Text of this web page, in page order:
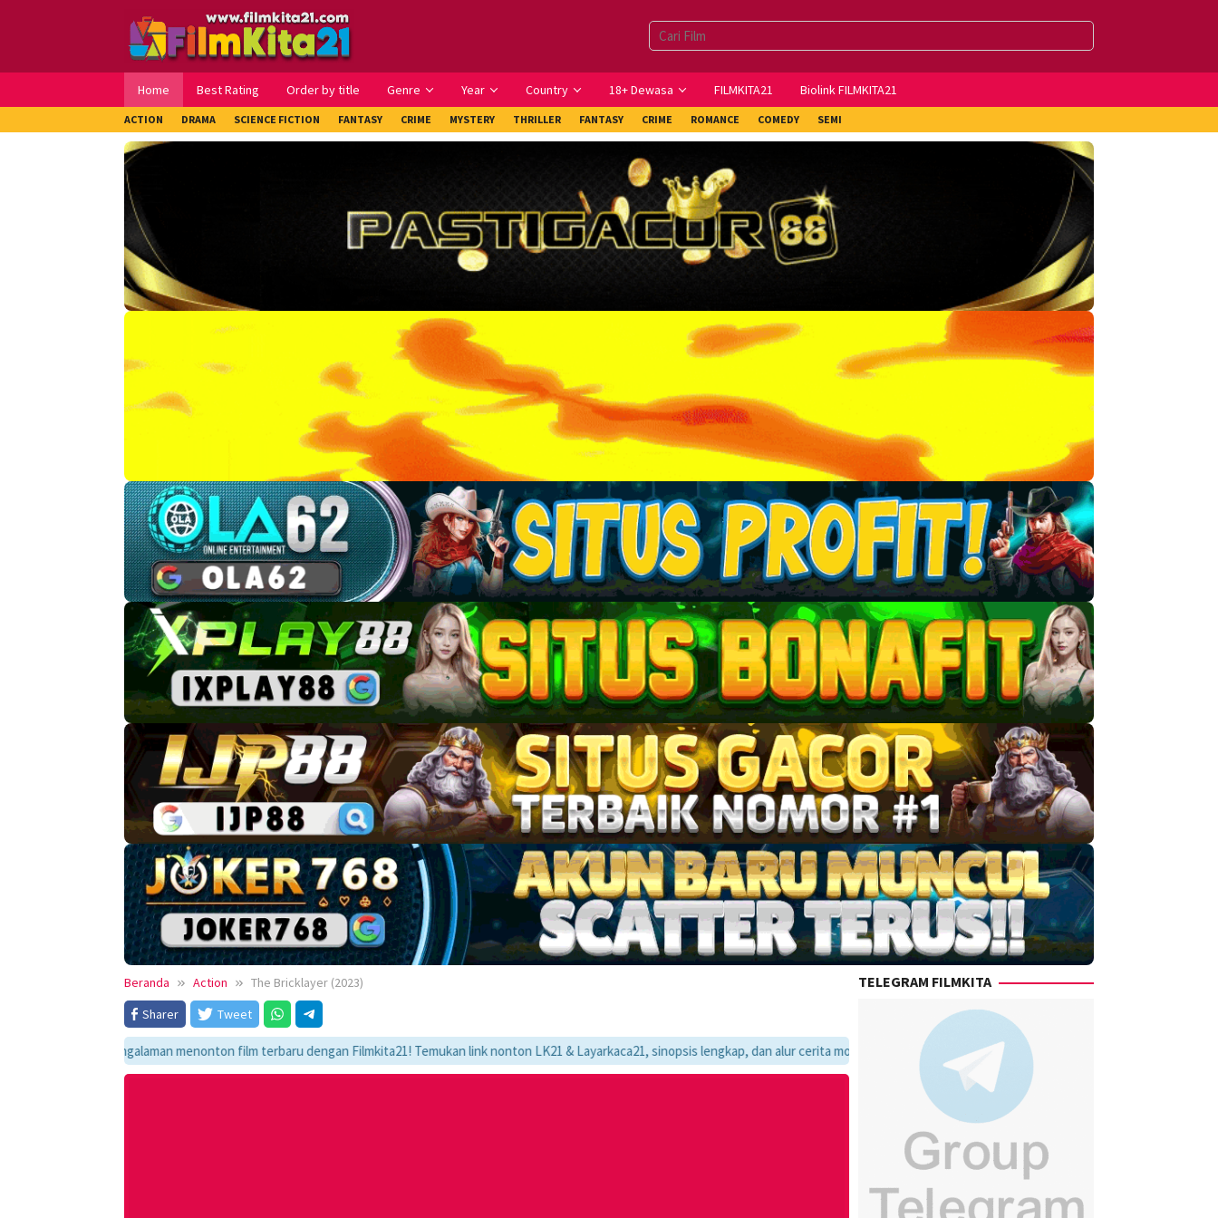
Home Best Rating Order by title Genre Year Country 18+ Dewasa FILMKITA21 Biolink FILMKITA21
ACTION DRAMA SCIENCE FICTION FANTASY CRIME MYSTERY THRILLER FANTASY CRIME ROMANCE COMEDY SEMI
Beranda Action
The Bricklayer (2023)
Sharer
Tweet
pengalaman menonton film terbaru dengan Filmkita21! Temukan link nonton LK21 & Layarkaca21, sinopsis lengkap, dan alur cerita movie favoritmu dalam satu tempat yang praktis dan update setiap hari.
TELEGRAM FILMKITA